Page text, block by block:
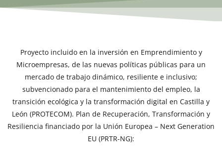
Proyecto incluido en la inversión en Emprendimiento y
Microempresas, de las nuevas políticas públicas para un
mercado de trabajo dinámico, resiliente e inclusivo;
subvencionado para el mantenimiento del empleo, la
transición ecológica y la transformación digital en Castilla y
León (PROTECOM). Plan de Recuperación, Transformación y
Resiliencia financiado por la Unión Europea – Next Generation
EU (PRTR-NG):